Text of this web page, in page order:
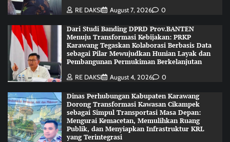
RE DAKSI August 7, 2026 0
Dari Studi Banding DPRD Prov.BANTEN
Menuju Transformasi Kebijakan: PRKP
Karawang Tegaskan Kolaborasi Berbasis Data
sebagai Pilar Mewujudkan Hunian Layak dan
Pembangunan Permukiman Berkelanjutan
RE DAKSI August 4, 2026 0
Dinas Perhubungan Kabupaten Karawang
Dorong Transformasi Kawasan Cikampek
sebagai Simpul Transportasi Masa Depan:
Mengurai Kemacetan, Memulihkan Ruang
Publik, dan Menyiapkan Infrastruktur KRL
yang Terintegrasi